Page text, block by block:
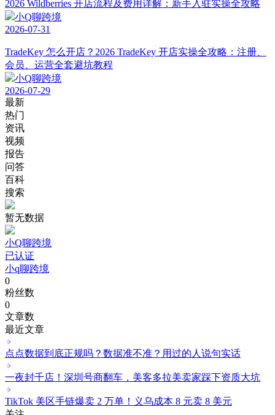
2026 Wildberries 开店流程及费用详解：新手入驻实操全攻略
小Q聊跨境
2026-07-31
TradeKey 怎么开店？2026 TradeKey 开店实操全攻略：注册、
会员、运营全套避坑教程
小Q聊跨境
2026-07-29
最新
热门
资讯
视频
报告
问答
百科
搜索
暂无数据
小Q聊跨境
已认证
小q聊跨境
0
粉丝数
0
文章数
最近文章
点点数据到底正规吗？数据准不准？用过的人说句实话
一夜封千店！深圳号商翻车，美客多拉美卖家踩下资质大坑
TikTok 美区手链爆卖 2 万单！义乌成本 8 元卖 8 美元